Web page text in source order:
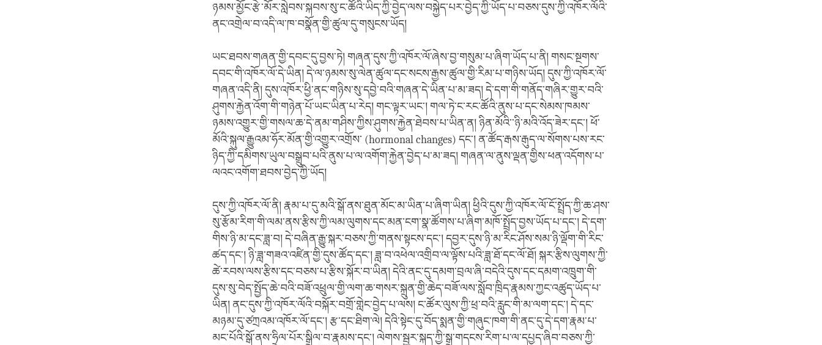
ཉམས་མྱོང་རྩེ་མོར་སླེབས་སྐབས་སུ་ང་ཚོའི་ཡིད་ཀྱི་བྱེད་ལས་བསྐྱེད་པར་བྱེད་ཀྱི་ཡོད་པ་བཅས་དུས་ཀྱི་འཁོར་ལོའི་
ནང་འགྲེལ་བ་འདི་ལ་ཁ་བསྣོན་གྱི་ཚུལ་དུ་གསུངས་ཡོད།
ཡང་ཐབས་གཞན་གྱི་དབང་དུ་བྱས་ཏེ། གཞན་དུས་ཀྱི་འཁོར་ལོ་ཞེས་བྱ་གསུམ་པ་ཞིག་ཡོད་པ་ནི། གསང་སྔགས་
དབང་གི་འཁོར་ལོ་དེ་ཡིན། དེ་ལ་ཉམས་སུ་ལེན་ཚུལ་དང་སངས་རྒྱས་ཚུལ་གྱི་རིམ་པ་གཉིས་ཡོད། དུས་ཀྱི་འཁོར་ལོ་
གཞན་འདི་ནི། དུས་འཁོར་ཕྱི་ནང་གཉིས་སུ་དབྱེ་བའི་གཞན་དེ་ཡིན་པ་མ་ཟད། དེ་དག་གི་གནོད་གཞིར་གྱུར་བའི་
ཤུགས་རྐྱེན་འོག་གི་གཉེན་པོ་ཡང་ཡིན་པ་རེད། གང་ལྟར་ཡང་། གལ་ཏེ་ང་རང་ཚོའི་ནུས་པ་དང་སེམས་ཁམས་
ཉམས་འགྱུར་གྱི་གསལ་ཆ་དེ་ནམ་གཤིས་ཀྱིས་ཤུགས་རྐྱེན་ཐེབས་པ་ཡིན་ན། ཉིན་མོའི་་ཉི་མའི་འོད་ཟེར་དང་། ཕོ་
མོའི་སྐུལ་རྒྱུའམ་ཧོར་མོན་གྱི་འགྱུར་འགྲོས་ (hormonal changes) དང་། ན་ཚོད་རྒས་རྒུད་ལ་སོགས་པས་རང་
ཉིད་ཀྱི་དམིགས་ཡུལ་བསྒྲུབ་པའི་ནུས་པ་ལ་འགོག་རྐྱེན་བྱེད་པ་མ་ཟད། གཞན་ལ་ནུས་ལྡན་གྱིས་ཕན་འདོགས་པ་
ལའང་འགོག་ཐབས་བྱེད་ཀྱི་ཡོད།
དུས་ཀྱི་འཁོར་ལོ་ནི། རྣམ་པ་དུ་མའི་སྒོ་ནས་ཐུན་མོང་མ་ཡིན་པ་ཞིག་ཡིན། ཕྱིའི་དུས་ཀྱི་འཁོར་ལོ་ངོ་སྤྲོད་ཀྱི་ཆ་ཤས་
སུ་རྩོམ་རིག་གི་ལམ་ནས་རྩིས་ཀྱི་ལམ་ལུགས་དང་མན་ངག་སྣ་ཚོགས་པ་ཞིག་མཁོ་སྤྲོད་བྱས་ཡོད་པ་དང་། དེ་དག་
གིས་ཉི་མ་དང་ཟླ་བ། དེ་བཞིན་རྒྱུ་སྐར་བཅས་ཀྱི་གནས་སྟངས་དང་། དབྱར་དུས་ཉི་མ་རིང་ཤོས་སམ་ཉི་ལྡོག་གི་རིང་
ཚད་དང་། ཉི་ཟླ་གཟའ་འཛིན་གྱི་དུས་ཚོད་དང་། ཟླ་བ་འཕེལ་འགྲིབ་ལ་ལྟོས་པའི་ཟླ་ཐོ་དང་ལོ་ཐོ། སྐར་རྩིས་ལུགས་ཀྱི་
ཚེ་རབས་ལས་རྩིས་དང་བཅས་པ་རྩིས་སྐོར་བ་ཡིན། དེའི་ནང་དུ་དམག་བྲལ་ཞི་བདེའི་དུས་དང་དམག་འཁྲུག་གི་
དུས་སུ་བེད་སྤྱོད་ཆེ་བའི་བཟོ་འཕྲུལ་གྱི་ལག་ཆ་གསར་སྐྲུན་གྱི་ཆེད་བཟོ་ལས་སློབ་ཁྲིད་རྣམས་ཀྱང་འཚུད་ཡོད་པ་
ཡིན། ནང་དུས་ཀྱི་འཁོར་ལོའི་བསྐོར་བགྲོ་གླེང་བྱེད་པ་ལས། ང་ཚོར་ལུས་ཀྱི་ཕྲ་བའི་རླུང་གི་མ་ལག་དང་། དེ་དང་
མཉམ་དུ་ཙཀྲའམ་འཁོར་ལོ་དང་། རྩ་དང་ཐིག་ལེ། དེའི་སྟེང་དུ་བོད་སྨན་གྱི་གཞུང་ཁག་གི་ནང་དུ་དེ་དག་རྣམ་པ་
མང་པོའི་སྒོ་ནས་ཧྲིལ་པོར་སྒྲིལ་བ་རྣམས་དང་། ལེགས་སྦྱར་སྐད་ཀྱི་སྒྲ་གདངས་རིག་པ་ལ་དཔྱད་ཞིབ་བཅས་ཀྱི་